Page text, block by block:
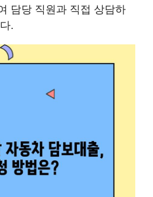
담당 직원과 직접 상담하
.